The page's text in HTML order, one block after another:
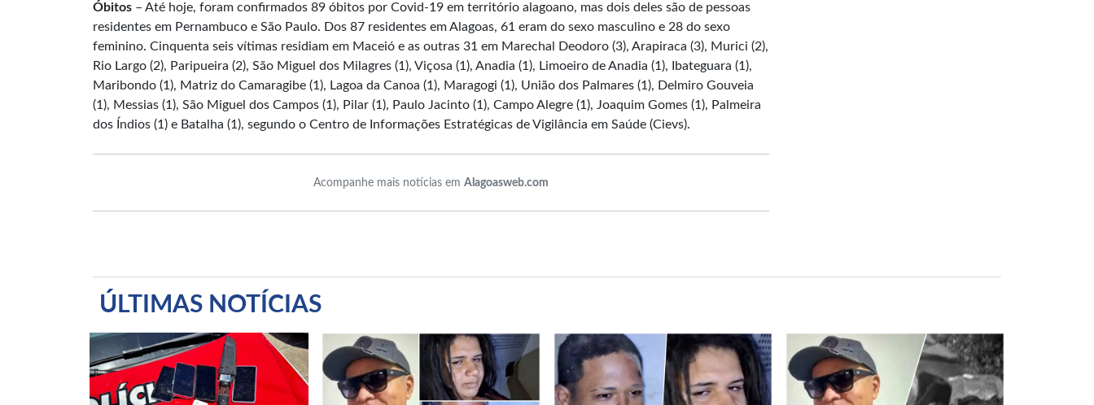
Óbitos – Até hoje, foram confirmados 89 óbitos por Covid-19 em território alagoano, mas dois deles são de pessoas
residentes em Pernambuco e São Paulo. Dos 87 residentes em Alagoas, 61 eram do sexo masculino e 28 do sexo
feminino. Cinquenta seis vítimas residiam em Maceió e as outras 31 em Marechal Deodoro (3), Arapiraca (3), Murici (2),
Rio Largo (2), Paripueira (2), São Miguel dos Milagres (1), Viçosa (1), Anadia (1), Limoeiro de Anadia (1), Ibateguara (1),
Maribondo (1), Matriz do Camaragibe (1), Lagoa da Canoa (1), Maragogi (1), União dos Palmares (1), Delmiro Gouveia
(1), Messias (1), São Miguel dos Campos (1), Pilar (1), Paulo Jacinto (1), Campo Alegre (1), Joaquim Gomes (1), Palmeira
dos Índios (1) e Batalha (1), segundo o Centro de Informações Estratégicas de Vigilância em Saúde (Cievs).
Acompanhe mais notícias em Alagoasweb.com
ÚLTIMAS NOTÍCIAS